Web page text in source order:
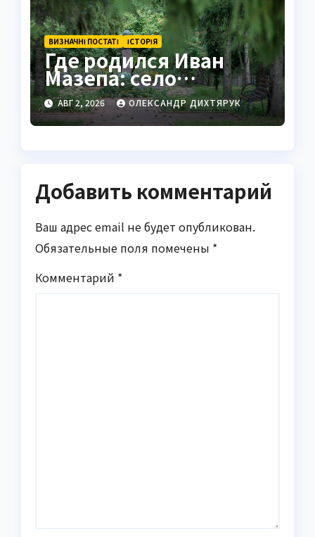
ВИЗНАЧНІ ПОСТАТІ ІСТОРІЯ
Где родился Иван
Мазепа: село
Мазепинцы и корни
легендарного гетмана
АВГ 2, 2026 ОЛЕКСАНДР ДИХТЯРУК
Добавить комментарий
Ваш адрес email не будет опубликован.
Обязательные поля помечены *
Комментарий *